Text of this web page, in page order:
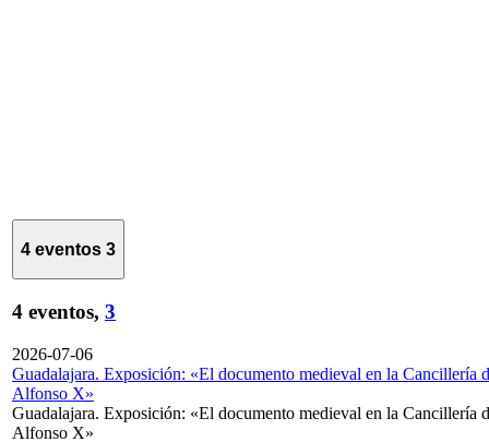
4 eventos 3
4 eventos, 3
2026-07-06
Guadalajara. Exposición: «El documento medieval en la Cancillería
Alfonso X»
Guadalajara. Exposición: «El documento medieval en la Cancillería
Alfonso X»